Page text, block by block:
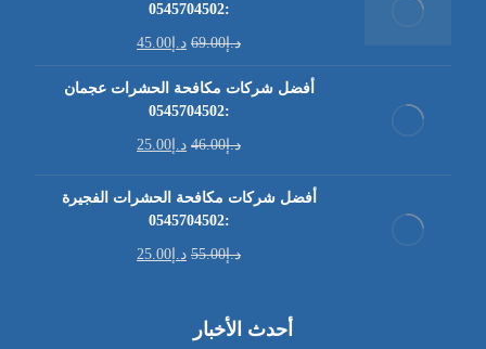
:0545704502
د.إ69.00 د.إ 45.00
أفضل شركات مكافحة الحشرات عجمان
:0545704502
د.إ46.00 د.إ 25.00
أفضل شركات مكافحة الحشرات الفجيرة
:0545704502
د.إ55.00 د.إ 25.00
أحدث الأخبار